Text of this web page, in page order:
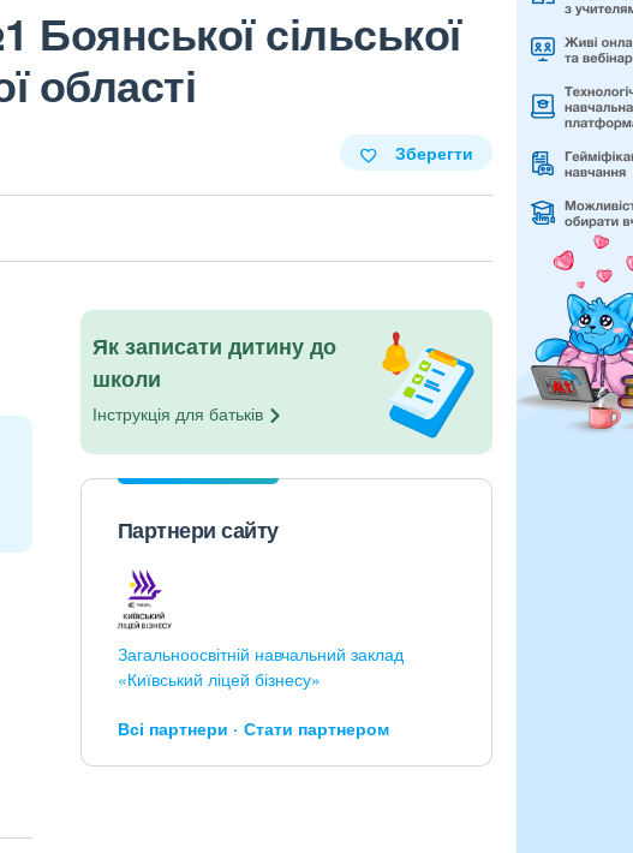
сільської
області
Зберегти
Як записати дитину до
школи
Інструкція для батьків
Партнери сайту
Загальноосвітній навчальний заклад
«Київський ліцей бізнесу»
Всі партнери Стати партнером